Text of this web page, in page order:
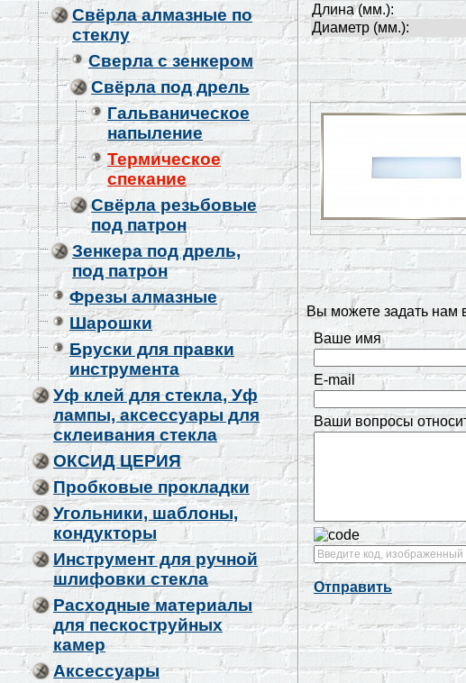
Свёрла алмазные по
стеклу
Сверла с зенкером
Свёрла под дрель
Гальваническое
напыление
Термическое
спекание
Свёрла резьбовые
под патрон
Зенкера под дрель,
под патрон
Фрезы алмазные
Шарошки
Бруски для правки
инструмента
Уф клей для стекла, Уф
лампы, аксессуары для
склеивания стекла
ОКСИД ЦЕРИЯ
Пробковые прокладки
Угольники, шаблоны,
кондукторы
Инструмент для ручной
шлифовки стекла
Расходные материалы
для пескоструйных
камер
Аксессуары
Длина (мм.):
Диаметр (мм.):
Вы можете задать
Ваше имя
E-mail
Ваши вопросы
Отправить